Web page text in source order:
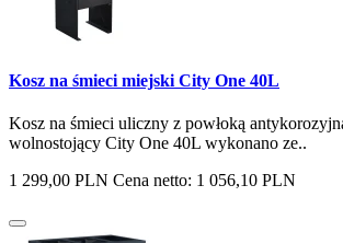
Kosz na śmieci miejski City One 40L
Kosz na śmieci uliczny z powłoką
wolnostojący City One 40L wykonano ze..
1 299,00 PLN Cena netto: 1 056,10 PLN